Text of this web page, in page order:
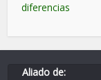
diferencias
Aliado de: